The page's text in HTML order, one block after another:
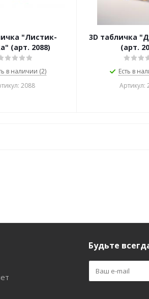
"Листик-
(арт. 2088)
в наличии (2)
2088
3D табличка
(арт.
Есть в
Артикул:
Будьте